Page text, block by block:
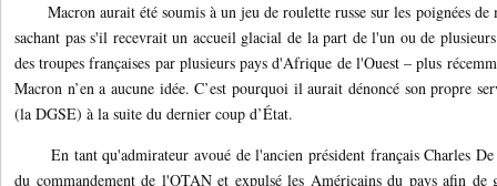
Macron aurait été soumis à un jeu de roulette russe sur les poignées de
sachant pas s'il recevrait un accueil glacial de la part de l'un ou de
des troupes françaises par plusieurs pays d'Afrique de l'Ouest – plus
Macron n’en a aucune idée. C’est pourquoi il aurait dénoncé son propre
(la DGSE) à la suite du dernier coup d’État.
En tant qu'admirateur avoué de l'ancien président français Charles De
du commandement de l'OTAN et expulsé les Américains du pays afin de